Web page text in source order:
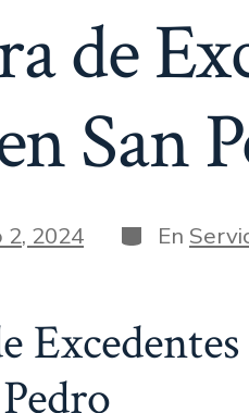
de
San
2, 2024 Categorías
En
Excedentes